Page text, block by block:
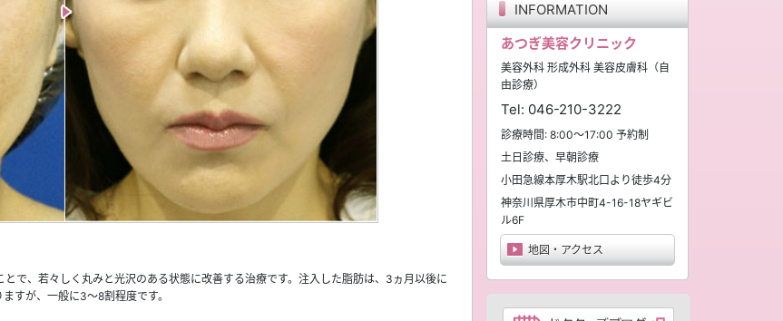
で、若々しく丸みと光沢のある状態に改善する治療です。注入した脂肪は、3ヵ月以後に
すが、一般に3～8割程度です。
INFORMATION
あつぎ美容クリニック
美容外科 形成外科 美容皮膚科（自
由診療）
Tel: 046-210-3222
診療時間: 8:00～17:00 予約制
土日診療、早朝診療
小田急線本厚木駅北口より徒歩4分
神奈川県厚木市中町4-16-18ヤギビ
ル6F
地図・アクセス